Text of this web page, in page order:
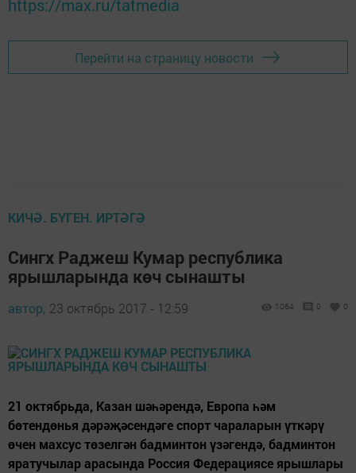
https://max.ru/tatmedia
Перейти на страницу новости
КИЧӘ. БҮГЕН. ИРТӘГӘ
Сингх Раджеш Кумар республика
ярышларында көч сынашты
автор, 23 октябрь 2017 - 12:59 1064 0 0
21 октябрьда, Казан шәһәрендә, Европа һәм
бөтендөнья дәрәҗәсендәге спорт чараларын үткәрү
өчен махсус төзелгән бадминтон үзәгендә, бадминтон
яратучылар арасында Россия Федерациясе ярышлары